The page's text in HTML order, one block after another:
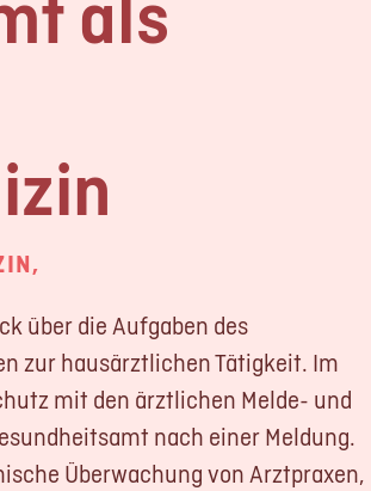
,
über die Aufgaben des
zur hausärztlichen Tätigkeit. Im
mit den ärztlichen Melde- und
nach einer Meldung.
Überwachung von Arztpraxen,